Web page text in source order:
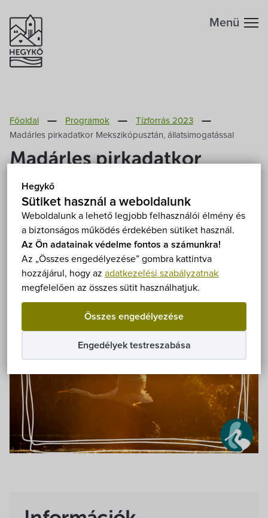
Hegykő
Sütiket használ a weboldalunk
Weboldalunk a lehető legjobb felhasználói élmény és
a biztonságos működés érdekében sütiket használ.
Az Ön adatainak védelme fontos a számunkra!
Az „Összes engedélyezése” gombra kattintva
hozzájárul, hogy az adatkezelési szabályzatnak
megfelelően az összes sütit használhatjuk.
Összes engedélyezése
Engedélyek testreszabása
Megközelítés
Fontos telefonszámok
Földrajzi adottság
Éghajlat
Hegykő történelme
Szabadidő
Éttermek
Programok
Önkormányzat
Hírek
Képviselő-testület
Választási információk
Egyesületek, alapítványok
Menü
Főoldal Programok
Tízforrás 2023
Madárles pirkadatkor Mekszikópusztán, állatsimogatással
Madárles pirkadatkor
Mekszikópusztán,
állatsimogatással
Időpontok
Sarród, Kócsagvár (Fertő-Hanság Nemzeti Park
Igazgatóság) 9435 Sarród, Kócsagvár Mutasd a térképen
Fizetős Túra